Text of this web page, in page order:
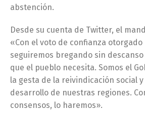
abstención.
Desde su cuenta de Twitter, el
«Con el voto de confianza otorgado
seguiremos bregando sin
que el pueblo necesita. Somos el
la gesta de la reivindicación social
desarrollo de nuestras regiones.
consensos, lo haremos».